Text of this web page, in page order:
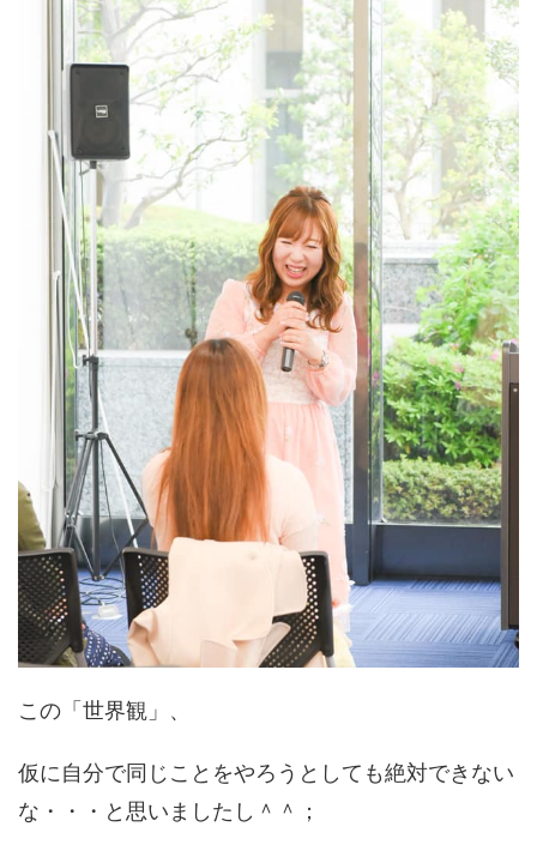
この「世界観」、
仮に自分で同じことをやろうとしても絶対できない
な・・・と思いましたし＾＾；